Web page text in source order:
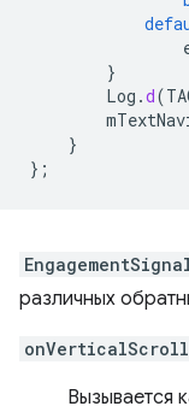
}
Log .d(
}
};
различных
Вызывается